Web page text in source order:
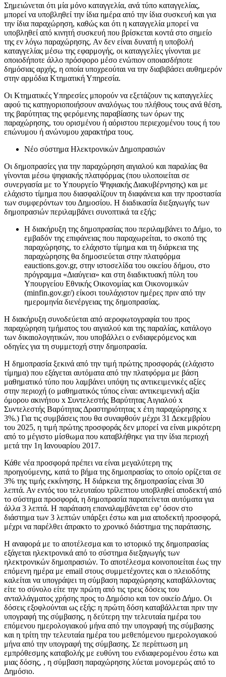
Σημειώνεται ότι μία μόνο καταγγελία, ανά τύπο καταγγελίας,
μπορεί να υποβληθεί την ίδια ημέρα από την ίδια συσκευή και για
την ίδια παραχώρηση, καθώς και ότι η καταγγελία μπορεί να
υποβληθεί από κινητή συσκευή που βρίσκεται κοντά στο σημείο
της εν λόγω παραχώρησης. Αν δεν είναι δυνατή η υποβολή
καταγγελίας μέσω της εφαρμογής, οι καταγγελίες γίνονται με
οποιοδήποτε άλλο πρόσφορο μέσο ενώπιον οποιασδήποτε
δημόσιας αρχής, η οποία υποχρεούται να την διαβιβάσει αυθημερόν
στην αρμόδια Κτηματική Υπηρεσία.
Οι Κτηματικές Υπηρεσίες μπορούν να εξετάζουν τις καταγγελίες
αφού τις κατηγοριοποιήσουν αναλόγως του πλήθους τους ανά θέση,
της βαρύτητας της φερόμενης παραβίασης των όρων της
παραχώρησης, του ορισμένου ή αόριστου περιεχομένου τους ή του
επώνυμου ή ανώνυμου χαρακτήρα τους.
Νέο σύστημα Ηλεκτρονικών Δημοπρασιών
Οι δημοπρασίες για την παραχώρηση αιγιαλού και παραλίας θα
γίνονται μέσω ψηφιακής πλατφόρμας (που υλοποιείται σε
συνεργασία με το Υπουργείο Ψηφιακής Διακυβέρνησης) και με
ελάχιστο τίμημα που διασφαλίζουν τη διαφάνεια και την προστασία
των συμφερόντων του Δημοσίου. Η διαδικασία διεξαγωγής των
δημοπρασιών περιλαμβάνει συνοπτικά τα εξής:
Η διακήρυξη της δημοπρασίας που περιλαμβάνει το Δήμο, το
εμβαδόν της επιφάνειας που παραχωρείται, το σκοπό της
παραχώρησης, το ελάχιστο τίμημα και τη διάρκεια της
παραχώρησης θα δημοσιεύεται στην πλατφόρμα
eauctions.gov.gr, στην ιστοσελίδα του οικείου δήμου, στο
πρόγραμμα «Διαύγεια» και στη διαδικτυακή πύλη του
Υπουργείου Εθνικής Οικονομίας και Οικονομικών
(minfin.gov.gr/) είκοσι τουλάχιστον ημέρες πριν από την
ημερομηνία διενέργειας της δημοπρασίας.
Η διακήρυξη συνοδεύεται από αεροφωτογραφία του προς
παραχώρηση τμήματος του αιγιαλού και της παραλίας, κατάλογο
των δικαιολογητικών, που υποβάλλει ο ενδιαφερόμενος και
οδηγίες για τη συμμετοχή στην δημοπρασία.
Η δημοπρασία ξεκινά από την τιμή πρώτης προσφοράς (ελάχιστο
τίμημα) που εξάγεται αυτόματα από την πλατφόρμα με βάση
μαθηματικό τύπο που λαμβάνει υπόψη τις αντικειμενικές αξίες
στην περιοχή (ο μαθηματικός τύπος είναι: αντικειμενική αξία
όμορου ακινήτου x Συντελεστής Βαρύτητας Αιγιαλού x
Συντελεστής Βαρύτητας Δραστηριότητας x έτη παραχώρησης x
3%.) Για τις συμβάσεις που θα συναφθούν μέχρι 31 Δεκεμβρίου
του 2025, η τιμή πρώτης προσφοράς δεν μπορεί να είναι μικρότερη
από το μέγιστο μίσθωμα που καταβλήθηκε για την ίδια περιοχή
μετά την 1η Ιανουαρίου 2017.
Κάθε νέα προσφορά πρέπει να είναι μεγαλύτερη της
προηγούμενης, κατά το βήμα της δημοπρασίας το οποίο ορίζεται σε
3% της τιμής εκκίνησης. Η διάρκεια της δημοπρασίας είναι 30
λεπτά. Αν εντός του τελευταίου τρίλεπτου υποβληθεί αποδεκτή από
το σύστημα προσφορά, η δημοπρασία παρατείνεται αυτόματα για
άλλα 3 λεπτά. Η παράταση επαναλαμβάνεται εφ’ όσον στο
διάστημα των 3 λεπτών υπάρξει έστω και μια αποδεκτή προσφορά,
μέχρι να παρέλθει άπρακτο το χρονικό διάστημα της παράτασης.
Η αναφορά με το αποτέλεσμα και το ιστορικό της δημοπρασίας
εξάγεται ηλεκτρονικά από το σύστημα διεξαγωγής των
ηλεκτρονικών δημοπρασιών. Το αποτέλεσμα κοινοποιείται έως την
επόμενη ημέρα με email στους συμμετέχοντες και ο πλειοδότης
καλείται να υπογράψει τη σύμβαση παραχώρησης καταβάλλοντας
είτε το σύνολο είτε την πρώτη από τις τρεις δόσεις του
ανταλλάγματος χρήσης προς το Δημόσιο και τον οικείο Δήμο. Οι
δόσεις εξοφλούνται ως εξής: η πρώτη δόση καταβάλλεται πριν την
υπογραφή της σύμβασης, η δεύτερη την τελευταία ημέρα του
επόμενου ημερολογιακού μήνα από την υπογραφή της σύμβασης
και η τρίτη την τελευταία ημέρα του μεθεπόμενου ημερολογιακού
μήνα από την υπογραφή της σύμβασης. Σε περίπτωση μη
εμπρόθεσμης καταβολής με ευθύνη του ενδιαφερομένου έστω και
μιας δόσης, , η σύμβαση παραχώρησης λύεται μονομερώς από το
Δημόσιο.